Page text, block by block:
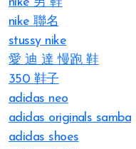
nike 聯名
stussy nike
愛 迪 達 慢跑 鞋
350 鞋子
adidas neo
adidas originals samba
adidas shoes